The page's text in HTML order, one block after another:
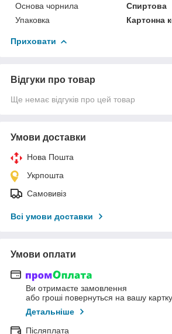
Основа чорнила
Спиртова
Упаковка
Картонна
Приховати
Відгуки про товар
Ще немає відгуків про цей товар
Умови доставки
Нова Пошта
Укрпошта
Самовивіз
Всі умови доставки
Умови оплати
Ви отримаєте замовлення
або гроші повернуться на вашу картку
Детальніше
Післяплата